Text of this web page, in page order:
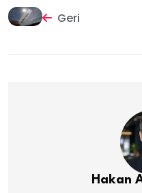
Geri
Hakan